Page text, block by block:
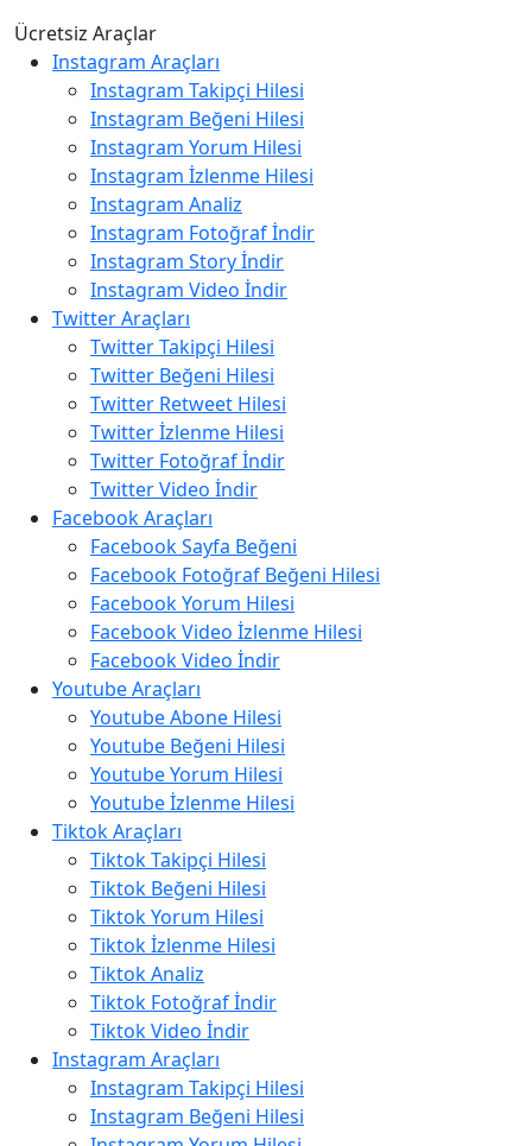
Ücretsiz Araçlar
Instagram Araçları
Instagram Takipçi Hilesi
Instagram Beğeni Hilesi
Instagram Yorum Hilesi
Instagram İzlenme Hilesi
Instagram Analiz
Instagram Fotoğraf İndir
Instagram Story İndir
Instagram Video İndir
Twitter Araçları
Twitter Takipçi Hilesi
Twitter Beğeni Hilesi
Twitter Retweet Hilesi
Twitter İzlenme Hilesi
Twitter Fotoğraf İndir
Twitter Video İndir
Facebook Araçları
Facebook Sayfa Beğeni
Facebook Fotoğraf Beğeni Hilesi
Facebook Yorum Hilesi
Facebook Video İzlenme Hilesi
Facebook Video İndir
Youtube Araçları
Youtube Abone Hilesi
Youtube Beğeni Hilesi
Youtube Yorum Hilesi
Youtube İzlenme Hilesi
Tiktok Araçları
Tiktok Takipçi Hilesi
Tiktok Beğeni Hilesi
Tiktok Yorum Hilesi
Tiktok İzlenme Hilesi
Tiktok Analiz
Tiktok Fotoğraf İndir
Tiktok Video İndir
Instagram Araçları
Instagram Takipçi Hilesi
Instagram Beğeni Hilesi